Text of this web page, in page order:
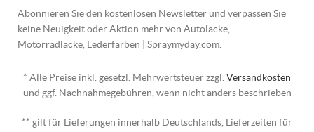
Abonnieren Sie den kostenlosen Newsletter und verpassen Sie
keine Neuigkeit oder Aktion mehr von Autolacke,
Motorradlacke, Lederfarben | Spraymyday.com.
* Alle Preise inkl. gesetzl. Mehrwertsteuer zzgl. Versandkosten
und ggf. Nachnahmegebühren, wenn nicht anders beschrieben
** gilt für Lieferungen innerhalb Deutschlands, Lieferzeiten für